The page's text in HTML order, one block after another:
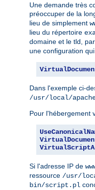
Une demande très
préoccuper de la
lieu de simplement
lieu du répertoire
domaine et le tld,
une configuration
Dans l'exemple ci-
/usr/local/
Pour l'hébergement
Si l'adresse IP de
ressource /usr/
bin/script.pl